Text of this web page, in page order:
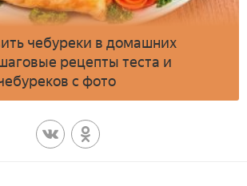
чебуреки в домашних
рецепты теста и
с фото